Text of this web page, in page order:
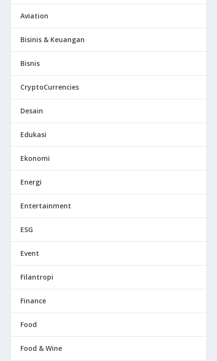
Aviation
Bisinis & Keuangan
Bisnis
CryptoCurrencies
Desain
Edukasi
Ekonomi
Energi
Entertainment
ESG
Event
Filantropi
Finance
Food
Food & Wine